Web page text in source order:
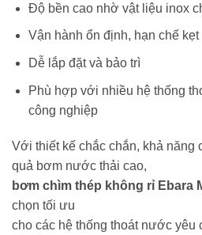
Độ bền cao nhờ vật liệu inox
Vận hành ổn định, hạn chế kẹt
Dễ lắp đặt và bảo trì
Phù hợp với nhiều hệ thống
công nghiệp
Với thiết kế chắc chắn, khả năng
quả bơm nước thải cao,
bơm chìm thép không rỉ Ebara
chọn tối ưu
cho các hệ thống thoát nước yêu